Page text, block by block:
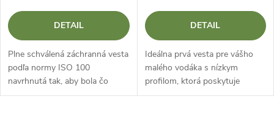
DETAIL
Plne schválená záchranná vesta
podľa normy ISO 100
navrhnutá tak, aby bola čo
najbezpečnejšia, ľahko sa
DETAIL
Ideálna prvá vesta pre vášho
malého vodáka s nízkym
profilom, ktorá poskytuje
vynikajúce pohodlie a